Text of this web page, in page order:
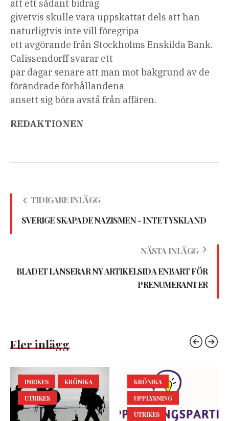
att ett sådant bidrag
givetvis skulle vara uppskattat dels att han
naturligtvis inte vill föregripa
ett avgörande från Stockholms Enskilda Bank.
Calissendorff svarar ett
par dagar senare att man mot bakgrund av de
förändrade förhållandena
ansett sig böra avstå från affären.
REDAKTIONEN
TIDIGARE INLÄGG
SVERIGE SKAPADE NAZISMEN - INTE TYSKLAND
NÄSTA INLÄGG
BLADET LANSERAR NY ARTIKELSIDA ENBART FÖR
PRENUMERANTER
Fler inlägg
INRIKES
KRÖNIKA
UTRIKES
KRÖNIKA
UPPLYSNING
UTRIKES